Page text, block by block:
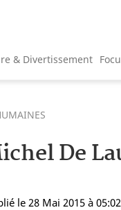
& Divertissement
De
le 28 Mai 2015 à 05:02